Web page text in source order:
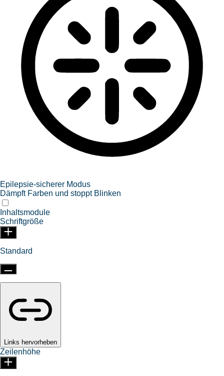
Epilepsie-sicherer Modus
Dämpft Farben und stoppt Blinken
Inhaltsmodule
Schriftgröße
Standard
Links hervorheben
Zeilenhöhe